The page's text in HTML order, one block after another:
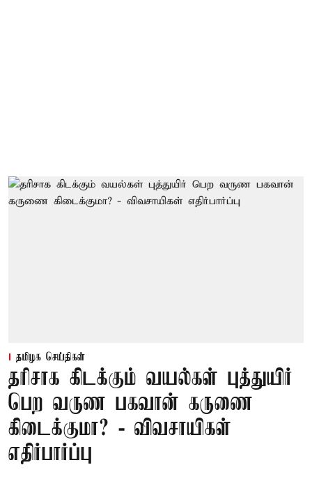
தமிழக செய்திகள்
தரிசாக கிடக்கும் வயல்கள் புத்துயிர்
பெற வருண பகவான் கருணை
கிடைக்குமா? - விவசாயிகள்
எதிர்பார்ப்பு